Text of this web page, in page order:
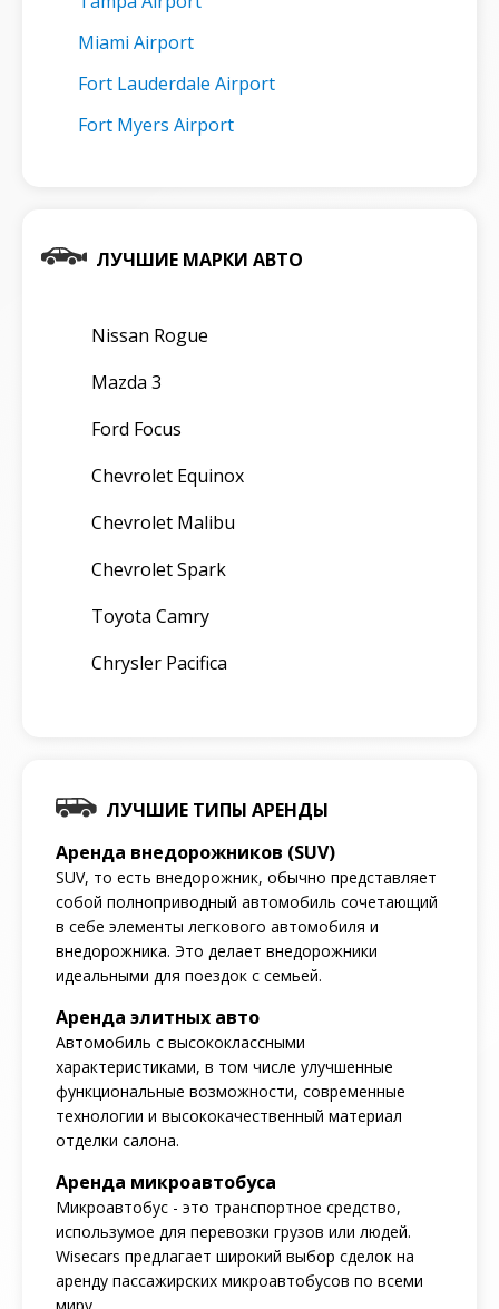
Miami Airport
Fort Lauderdale Airport
Fort Myers Airport
ЛУЧШИЕ МАРКИ АВТО
Nissan Rogue
Mazda 3
Ford Focus
Chevrolet Equinox
Chevrolet Malibu
Chevrolet Spark
Toyota Camry
Chrysler Pacifica
ЛУЧШИЕ ТИПЫ АРЕНДЫ
Аренда внедорожников (SUV)
SUV, то есть внедорожник, обычно представляет
собой полноприводный автомобиль сочетающий
в себе элементы легкового автомобиля и
внедорожника. Это делает внедорожники
идеальными для поездок с семьей.
Аренда элитных авто
Автомобиль с высококлассными
характеристиками, в том числе улучшенные
функциональные возможности, современные
технологии и высококачественный материал
отделки салона.
Аренда микроавтобуса
Микроавтобус - это транспортное средство,
использумое для перевозки грузов или людей.
Wisecars предлагает широкий выбор сделок на
аренду пассажирских микроавтобусов по всеми
миру.